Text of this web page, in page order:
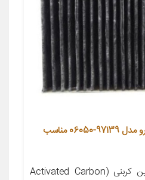
فیلتر کربن فعال کابین خودرو مدل 97139-06050 مناسب
معرفی محصول فیلتر کابین کربنی (Activated Carbon